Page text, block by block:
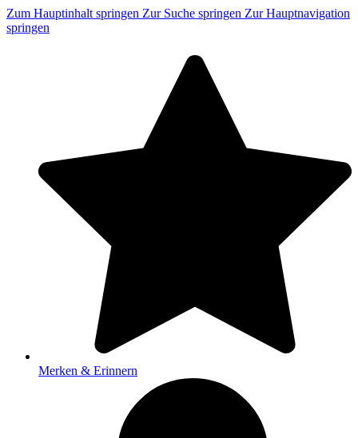
Zum Hauptinhalt springen Zur Suche springen Zur Hauptnavigation
springen
Merken & Erinnern